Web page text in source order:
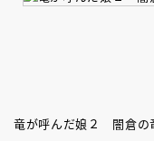
竜が呼んだ娘２ 闇倉の